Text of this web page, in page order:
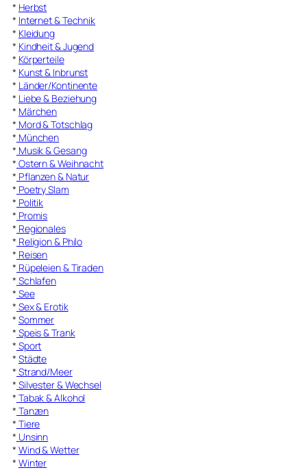
* Herbst
* Internet & Technik
* Kleidung
* Kindheit & Jugend
* Körperteile
* Kunst & Inbrunst
* Länder/Kontinente
* Liebe & Beziehung
* Märchen
* Mord & Totschlag
* München
* Musik & Gesang
* Ostern & Weihnacht
* Pflanzen & Natur
* Poetry Slam
* Politik
* Promis
* Regionales
* Religion & Philo
* Reisen
* Rüpeleien & Tiraden
* Schlafen
* See
* Sex & Erotik
* Sommer
* Speis & Trank
* Sport
* Städte
* Strand/Meer
* Silvester & Wechsel
* Tabak & Alkohol
* Tanzen
* Tiere
* Unsinn
* Wind & Wetter
* Winter